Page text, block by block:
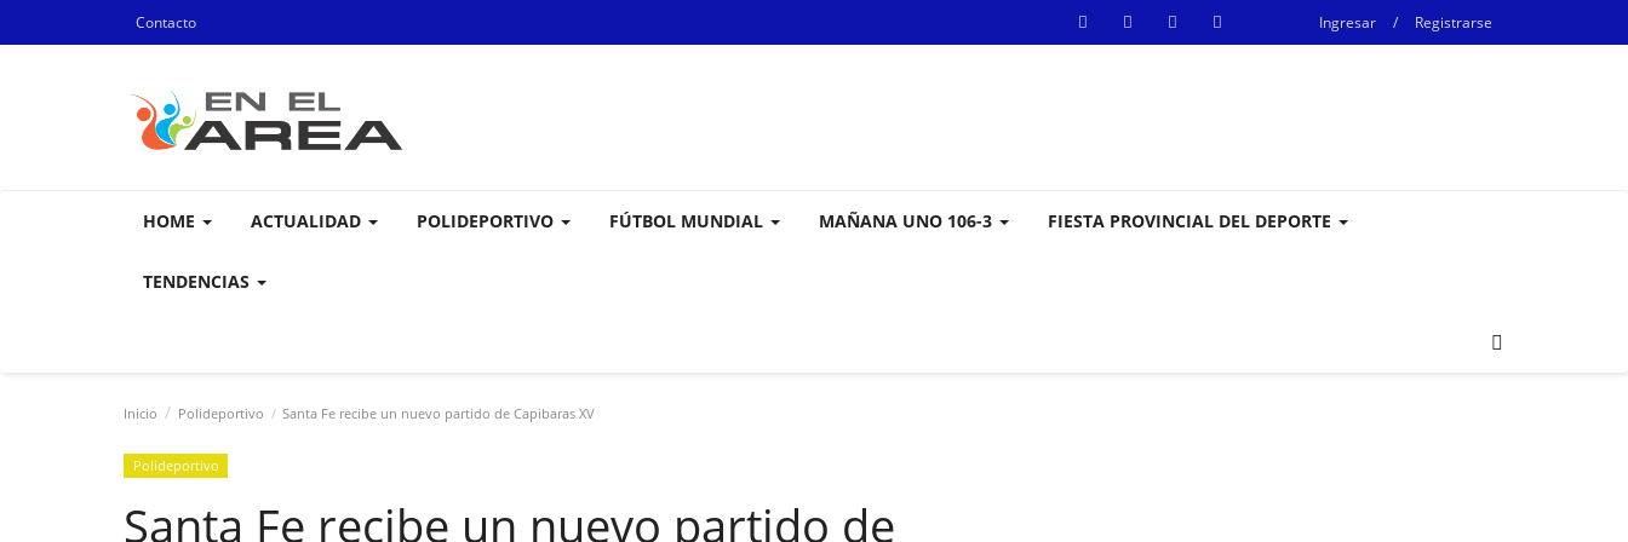
Contacto Ingresar / Registrarse
HOME ACTUALIDAD POLIDEPORTIVO FÚTBOL MUNDIAL MAÑANA UNO 106-3 FIESTA PROVINCIAL DEL DEPORTE
TENDENCIAS
Inicio Polideportivo Santa Fe recibe un nuevo partido de Capibaras XV
Polideportivo
Santa Fe recibe un nuevo partido de